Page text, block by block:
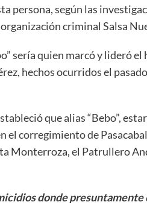
persona, según las
criminal Salsa
sería quien marcó y lideró
hechos ocurridos el
que alias “Bebo”,
el corregimiento de
Monterroza, el Patrullero
donde presuntamente